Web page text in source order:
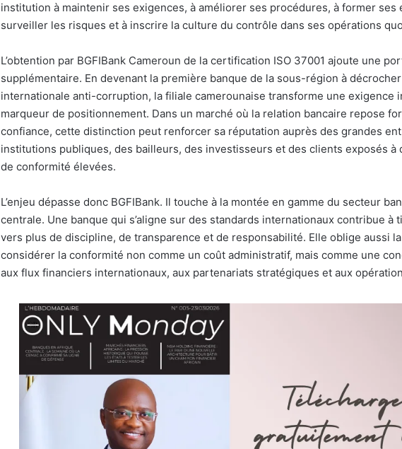
institution à maintenir ses exigences, à améliorer ses procédures, à former ses
surveiller les risques et à inscrire la culture du contrôle dans ses opérations
L’obtention par BGFIBank Cameroun de la certification ISO 37001 ajoute une
supplémentaire. En devenant la première banque de la sous-région à
internationale anti-corruption, la filiale camerounaise transforme une exigence
marqueur de positionnement. Dans un marché où la relation bancaire repose
confiance, cette distinction peut renforcer sa réputation auprès des grandes
institutions publiques, des bailleurs, des investisseurs et des clients exposés à
de conformité élevées.
L’enjeu dépasse donc BGFIBank. Il touche à la montée en gamme du secteur
centrale. Une banque qui s’aligne sur des standards internationaux contribue à
vers plus de discipline, de transparence et de responsabilité. Elle oblige aussi
considérer la conformité non comme un coût administratif, mais comme une
aux flux financiers internationaux, aux partenariats stratégiques et aux